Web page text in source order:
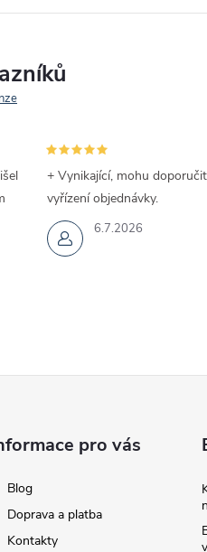
6.7.2026
+ Vynikající, mohu
vyřízení objednávky.
pro vás
Blog
Doprava a platba
Kontakty